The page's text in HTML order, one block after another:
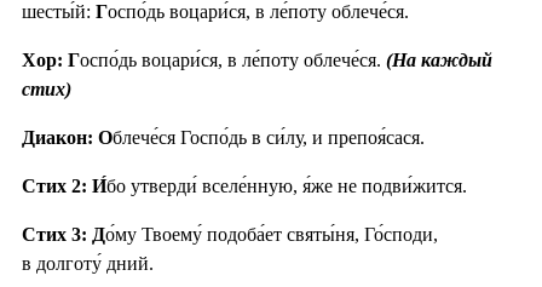
шесты́й: Госпо́дь воцари́ся, в ле́поту облече́ся.
Хор: Госпо́дь воцари́ся, в ле́поту облече́ся. (На каждый
стих)
Диакон: Облече́ся Госпо́дь в си́лу, и препоя́сася.
Стих 2: И́бо утверди́ вселе́нную, я́же не подви́жится.
Стих 3: До́му Твоему́ подоба́ет святы́ня, Го́споди,
в долготу́ дний.